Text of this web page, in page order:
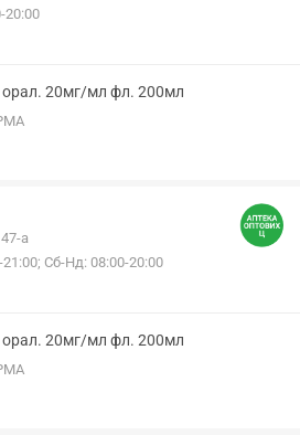
20:00
орал. 20мг/мл фл. 200мл
а
Сб-Нд: 08:00-20:00
орал. 20мг/мл фл. 200мл